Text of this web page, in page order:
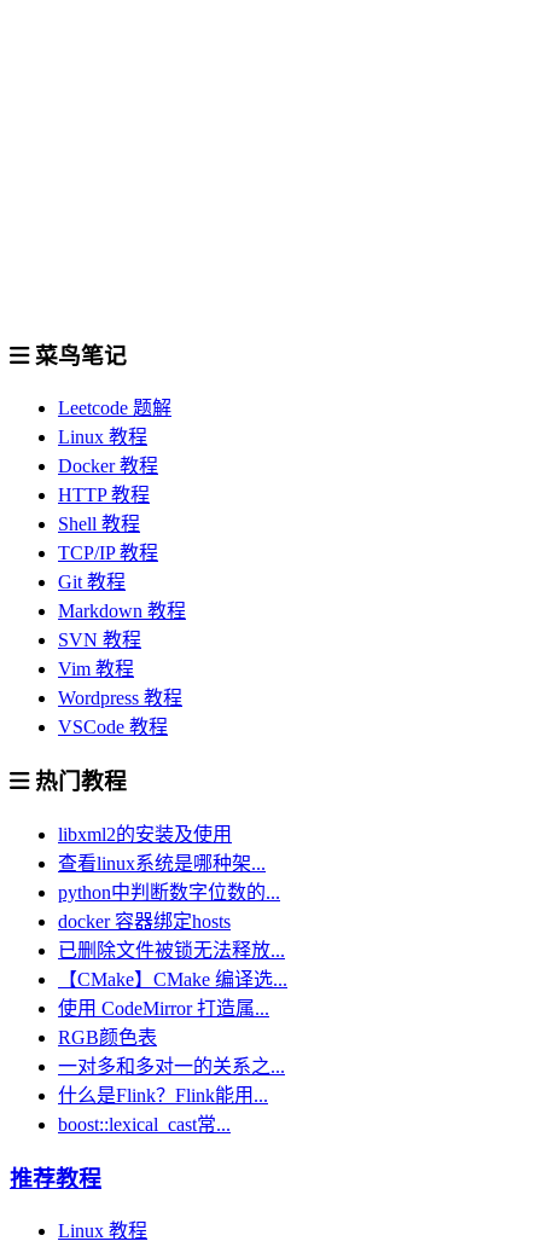
菜鸟笔记
Leetcode 题解
Linux 教程
Docker 教程
HTTP 教程
Shell 教程
TCP/IP 教程
Git 教程
Markdown 教程
SVN 教程
Vim 教程
Wordpress 教程
VSCode 教程
热门教程
libxml2的安装及使用
查看linux系统是哪种架...
python中判断数字位数的...
docker 容器绑定hosts
已删除文件被锁无法释放...
【CMake】CMake 编译选...
使用 CodeMirror 打造属...
RGB颜色表
一对多和多对一的关系之...
什么是Flink？Flink能用...
boost::lexical_cast常...
推荐教程
Linux 教程